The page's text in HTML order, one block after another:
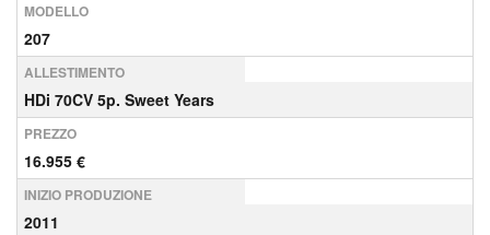
MODELLO
207
ALLESTIMENTO
HDi 70CV 5p. Sweet Years
PREZZO
16.955 €
INIZIO PRODUZIONE
2011